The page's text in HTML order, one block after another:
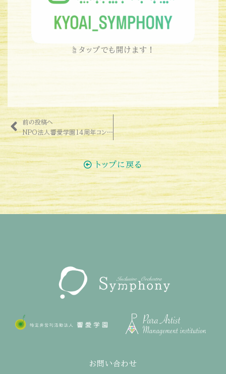
☝タップでも開けます！
前の投稿へ
NPO法人響愛学園14周年コンサートに出演します！
トップに戻る
お問い合わせ